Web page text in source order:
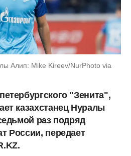
Алип: Mike Kireev/NurPhoto via
"Зенита",
казахстанец Нуралы
раз подряд
России, передает